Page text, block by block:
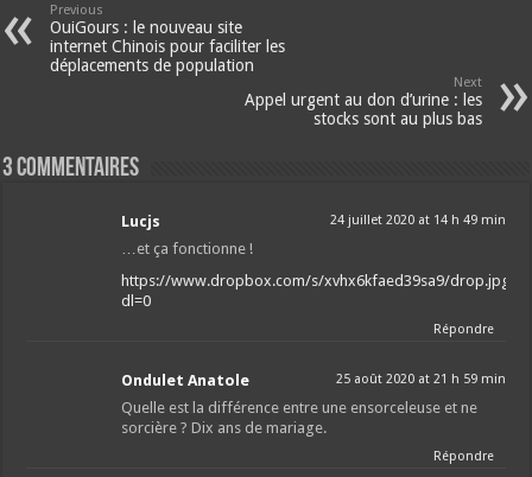
Previous
OuiGours : le nouveau site
internet Chinois pour faciliter les
déplacements de population
Next
Appel urgent au don d’urine : les
stocks sont au plus bas
3 Commentaires
Lucjs 24 juillet 2020 at 14 h 49 min
…et ça fonctionne !
https://www.dropbox.com/s/xvhx6kfaed39sa9/drop.jpg?
dl=0
Répondre
Ondulet Anatole 25 août 2020 at 21 h 59 min
Quelle est la différence entre une ensorceleuse et ne
sorcière ? Dix ans de mariage.
Répondre